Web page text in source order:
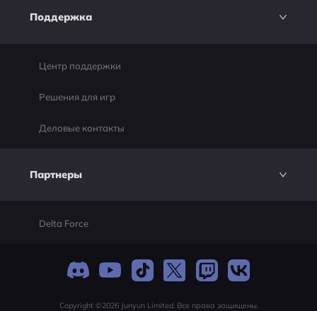
Поддержка
Центр поддержки
Решения для игр
Деловые контакты
Партнеры
Delta Force
Copyright ©2026 Junyun Limited. Все права защищены.